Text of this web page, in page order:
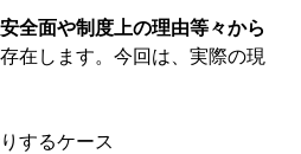
安全面や制度上の理由等々から
在します。今回は、実際の現
するケース